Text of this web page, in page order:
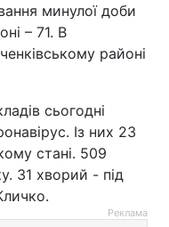
минулої доби
– 71. В
районі
сьогодні
Із них 23
стані. 509
31 хворий - під
Реклама